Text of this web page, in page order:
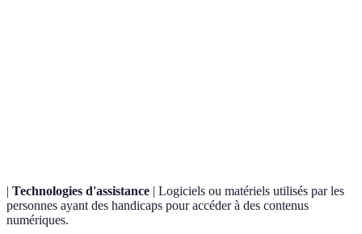
| Technologies d'assistance | Logiciels ou matériels utilisés par les
personnes ayant des handicaps pour accéder à des contenus
numériques.